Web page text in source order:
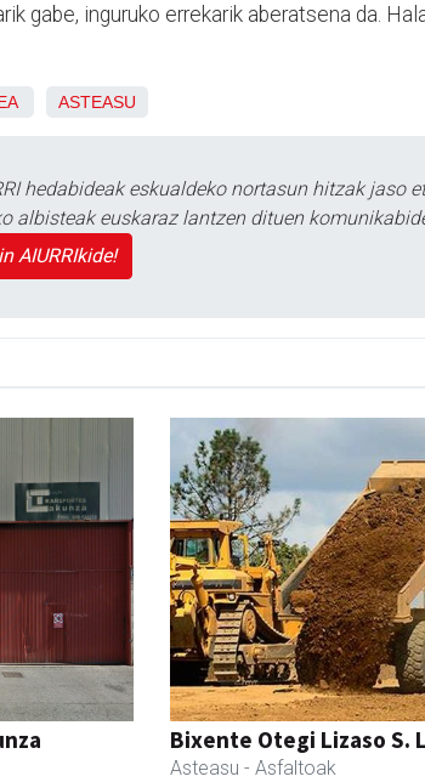
gabe, inguruko errekarik aberatsena da.
ASTEASU
hedabideak eskualdeko nortasun hitzak jaso
albisteak euskaraz lantzen dituen
AIURRIkide!
Bixente Otegi Lizaso S.
Asteasu - Asfaltoak